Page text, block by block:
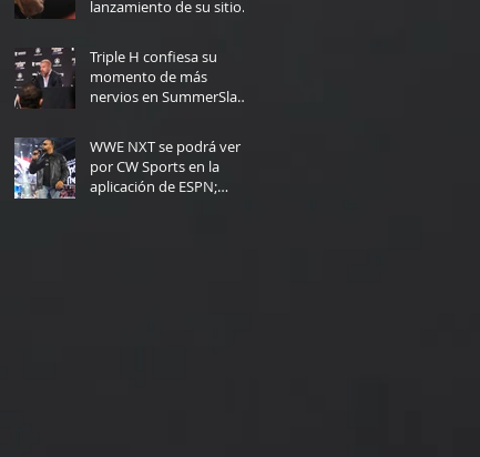
lanzamiento de su sitio
Triple H confiesa su
momento de más
nervios en SummerSlam:
WWE NXT se podrá ver
por CW Sports en la
aplicación de ESPN;